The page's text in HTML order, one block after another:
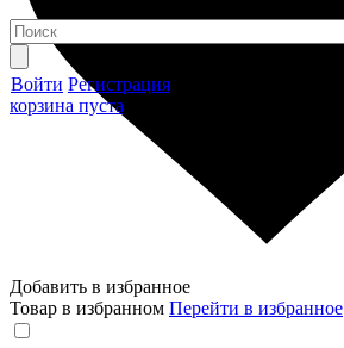
Войти Регистрация
корзина пуста
Добавить в избранное
Товар в избранном Перейти в избранное